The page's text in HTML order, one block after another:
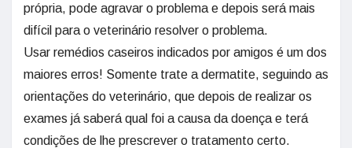
própria, pode agravar o problema e depois será mais
difícil para o veterinário resolver o problema.
Usar remédios caseiros indicados por amigos é um dos
maiores erros! Somente trate a dermatite, seguindo as
orientações do veterinário, que depois de realizar os
exames já saberá qual foi a causa da doença e terá
condições de lhe prescrever o tratamento certo.